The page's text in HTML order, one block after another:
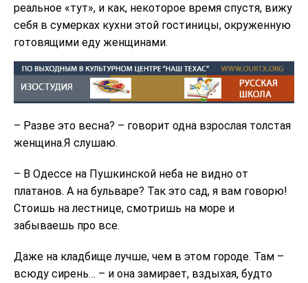
реальное «тут», и как, некоторое время спустя, вижу
себя в сумерках кухни этой гостиницы, окруженную
готовящими еду женщинами.
– Разве это весна? – говорит одна взрослая толстая
женщина.Я слушаю.
– В Одессе на Пушкинской неба не видно от
платанов. А на бульваре? Так это сад, я вам говорю!
Стоишь на лестнице, смотришь на море и
забываешь про все.
Даже на кладбище лучше, чем в этом городе. Там –
всюду сирень… – и она замирает, вздыхая, будто